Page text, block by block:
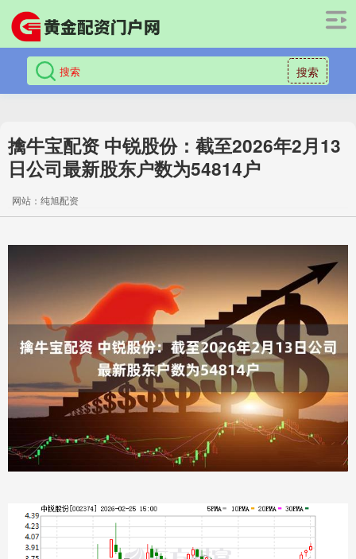
搜索
擒牛宝配资 中锐股份：截至2026年2月13
日公司最新股东户数为54814户
网站：纯旭配资